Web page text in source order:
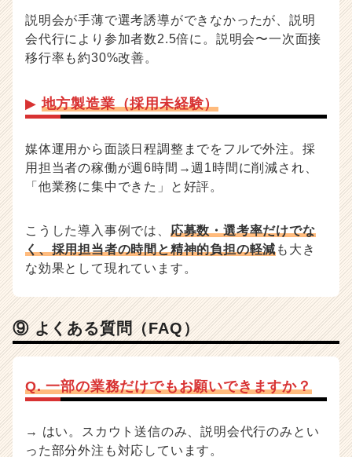
説明会が手薄で選考誘導ができなかったが、説明
会代行により参加者数2.5倍に。説明会〜一次面接
移行率も約30%改善。
▶地方製造業（採用未経験）
媒体運用から面談日程調整までをフルで外注。採
用担当者の稼働が週6時間→週1時間に削減され、
「他業務に集中できた」と好評。
こうした導入事例では、 応募数・選考率だけでな
く、採用担当者の時間と精神的負担の軽減も大き
な効果として現れています。
⑨ よくある質問（FAQ）
Q. 一部の業務だけでもお願いできますか？
→ はい。スカウト送信のみ、説明会代行のみとい
った部分外注も対応しています。